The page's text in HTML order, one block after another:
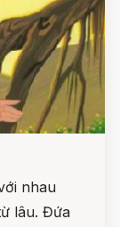
nhau
lâu. Đứa